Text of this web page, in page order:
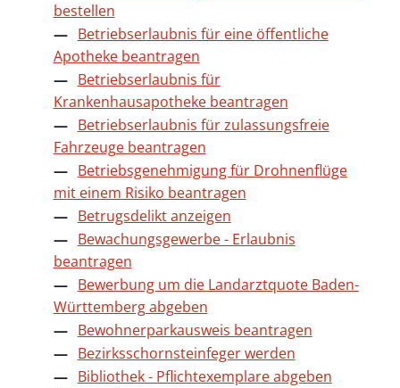
bestellen
Betriebserlaubnis für eine öffentliche
Apotheke beantragen
Betriebserlaubnis für
Krankenhausapotheke beantragen
Betriebserlaubnis für zulassungsfreie
Fahrzeuge beantragen
Betriebsgenehmigung für Drohnenflüge
mit einem Risiko beantragen
Betrugsdelikt anzeigen
Bewachungsgewerbe - Erlaubnis
beantragen
Bewerbung um die Landarztquote Baden-
Württemberg abgeben
Bewohnerparkausweis beantragen
Bezirksschornsteinfeger werden
Bibliothek - Pflichtexemplare abgeben